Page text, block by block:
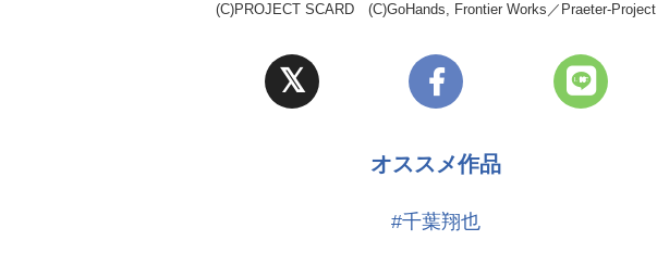
(C)PROJECT SCARD (C)GoHands, Frontier Works／Praeter-Project
オススメ作品
#千葉翔也